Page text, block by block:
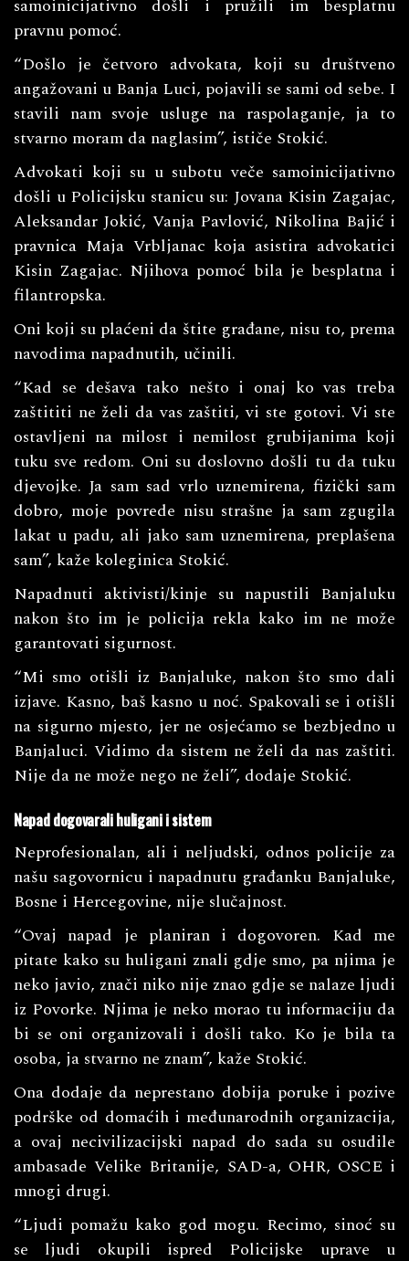
samoinicijativno došli i pružili im besplatnu
pravnu pomoć.
“Došlo je četvoro advokata, koji su društveno
angažovani u Banja Luci, pojavili se sami od sebe. I
stavili nam svoje usluge na raspolaganje, ja to
stvarno moram da naglasim”, ističe Stokić.
Advokati koji su u subotu veče samoinicijativno
došli u Policijsku stanicu su: Jovana Kisin Zagajac,
Aleksandar Jokić, Vanja Pavlović, Nikolina Bajić i
pravnica Maja Vrbljanac koja asistira advokatici
Kisin Zagajac. Njihova pomoć bila je besplatna i
filantropska.
Oni koji su plaćeni da štite građane, nisu to, prema
navodima napadnutih, učinili.
“Kad se dešava tako nešto i onaj ko vas treba
zaštititi ne želi da vas zaštiti, vi ste gotovi. Vi ste
ostavljeni na milost i nemilost grubijanima koji
tuku sve redom. Oni su doslovno došli tu da tuku
djevojke. Ja sam sad vrlo uznemirena, fizički sam
dobro, moje povrede nisu strašne ja sam zgugila
lakat u padu, ali jako sam uznemirena, preplašena
sam”, kaže koleginica Stokić.
Napadnuti aktivisti/kinje su napustili Banjaluku
nakon što im je policija rekla kako im ne može
garantovati sigurnost.
“Mi smo otišli iz Banjaluke, nakon što smo dali
izjave. Kasno, baš kasno u noć. Spakovali se i otišli
na sigurno mjesto, jer ne osjećamo se bezbjedno u
Banjaluci. Vidimo da sistem ne želi da nas zaštiti.
Nije da ne može nego ne želi”, dodaje Stokić.
Napad dogovarali huligani i sistem
Neprofesionalan, ali i neljudski, odnos policije za
našu sagovornicu i napadnutu građanku Banjaluke,
Bosne i Hercegovine, nije slučajnost.
“Ovaj napad je planiran i dogovoren. Kad me
pitate kako su huligani znali gdje smo, pa njima je
neko javio, znači niko nije znao gdje se nalaze ljudi
iz Povorke. Njima je neko morao tu informaciju da
bi se oni organizovali i došli tako. Ko je bila ta
osoba, ja stvarno ne znam”, kaže Stokić.
Ona dodaje da neprestano dobija poruke i pozive
podrške od domaćih i međunarodnih organizacija,
a ovaj necivilizacijski napad do sada su osudile
ambasade Velike Britanije, SAD-a, OHR, OSCE i
mnogi drugi.
“Ljudi pomažu kako god mogu. Recimo, sinoć su
se ljudi okupili ispred Policijske uprave u